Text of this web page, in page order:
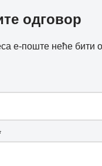
одговор
е-поште неће бити